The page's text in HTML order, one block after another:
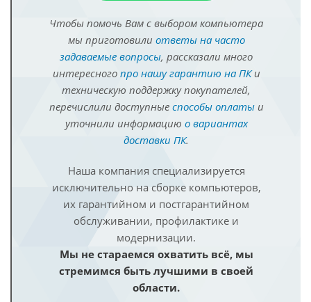
Чтобы помочь Вам с выбором компьютера
мы приготовили ответы на часто
задаваемые вопросы, рассказали много
интересного про нашу гарантию на ПКи
техническую поддержку покупателей,
перечислили доступные способы оплатыи
уточнили информацию о вариантах
доставки ПК.
Наша компания специализируется
исключительно на сборке компьютеров,
их гарантийном и постгарантийном
обслуживании, профилактике и
модернизации.
Мы не стараемся охватить всё, мы
стремимся быть лучшими в своей
области.